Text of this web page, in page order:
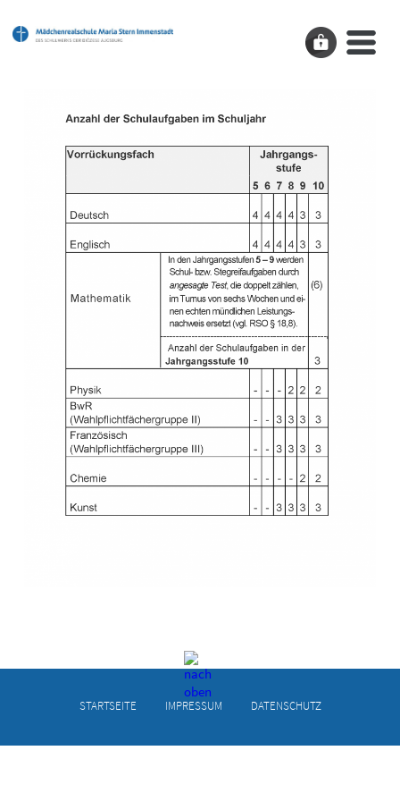
STARTSEITE IMPRESSUM DATENSCHUTZ